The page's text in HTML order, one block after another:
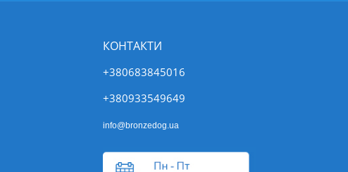
КОНТАКТИ
+380683845016
+380933549649
info@bronzedog.ua